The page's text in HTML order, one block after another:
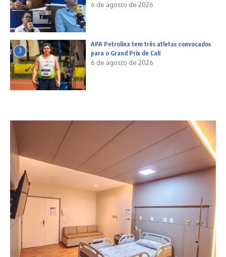
6 de agosto de 2026
3
APA Petrolina tem três atletas convocados
para o Grand Prix de Cali
6 de agosto de 2026